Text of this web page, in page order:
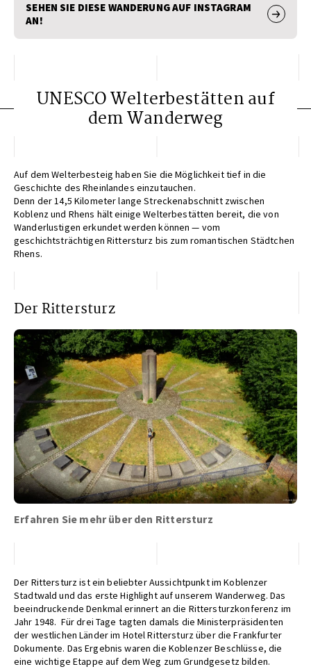
SEHEN SIE DIESE WANDERUNG AUF INSTAGRAM
AN!
UNESCO Welterbestätten auf
dem Wanderweg
Auf dem Welterbesteig haben Sie die Möglichkeit tief in die
Geschichte des Rheinlandes einzutauchen.
Denn der 14,5 Kilometer lange Streckenabschnitt zwischen
Koblenz und Rhens hält einige Welterbestätten bereit, die von
Wanderlustigen erkundet werden können — vom
geschichtsträchtigen Rittersturz bis zum romantischen Städtchen
Rhens.
Der Rittersturz
Erfahren Sie mehr über den Rittersturz
Der Rittersturz ist ein beliebter Aussichtpunkt im Koblenzer
Stadtwald und das erste Highlight auf unserem Wanderweg. Das
beeindruckende Denkmal erinnert an die Rittersturzkonferenz im
Jahr 1948. Für drei Tage tagten damals die Ministerpräsidenten
der westlichen Länder im Hotel Rittersturz über die Frankfurter
Dokumente. Das Ergebnis waren die Koblenzer Beschlüsse, die
eine wichtige Etappe auf dem Weg zum Grundgesetz bilden.